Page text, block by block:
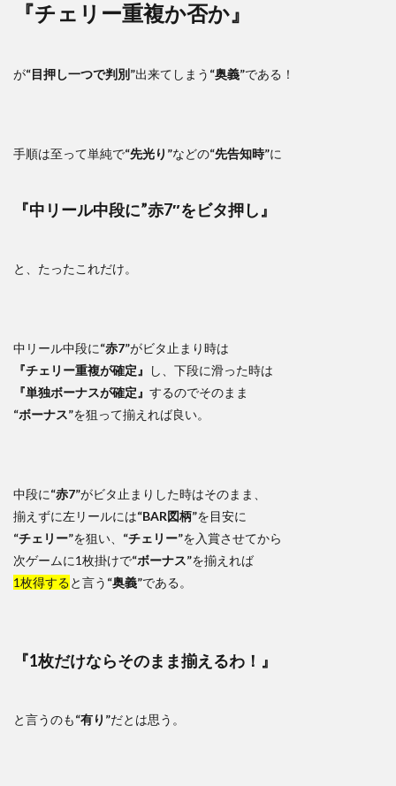
『チェリー重複か否か』
が“目押し一つで判別”出来てしまう “奥義”である！
手順は至って単純で“先光り”などの“先告知時”に
『中リール中段に”赤7″をビタ押し』
と、たったこれだけ。
中リール中段に“赤7”がビタ止まり時は
『チェリー重複が確定』
し、下段に滑った時は
『単独ボーナスが確定』 するのでそのまま
“ボーナス”を狙って揃えれば良い。
中段に“赤7”がビタ止まりした時はそのまま、
揃えずに左リールには“BAR図柄”を目安に
“チェリー”を狙い、 “チェリー”を入賞させてから
次ゲームに1枚掛けで“ボーナス”を揃えれば
1枚得すると言う “奥義”である。
『1枚だけならそのまま揃えるわ！』
と言うのも“有り”だとは思う。